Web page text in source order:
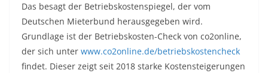
Das besagt der Betriebskostenspiegel, der vom
Deutschen Mieterbund herausgegeben wird.
Grundlage ist der Betriebskosten-Check von co2online,
der sich unter www.co2online.de/betriebskostencheck
findet. Dieser zeigt seit 2018 starke Kostensteigerungen